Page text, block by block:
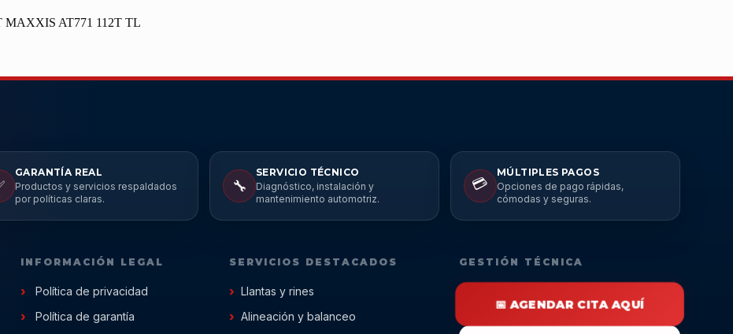
MAXXIS AT771 112T TL
GARANTÍA REAL
Productos y servicios respaldados
por políticas claras.
🔧
SERVICIO TÉCNICO
Diagnóstico, instalación y
mantenimiento automotriz.
💳
MÚLTIPLES PAGOS
Opciones de pago rápidas,
cómodas y seguras.
INFORMACIÓN LEGAL
Política de privacidad
Política de garantía
SERVICIOS DESTACADOS
Llantas y rines
Alineación y balanceo
GESTIÓN TÉCNICA
📅 AGENDAR CITA AQUÍ